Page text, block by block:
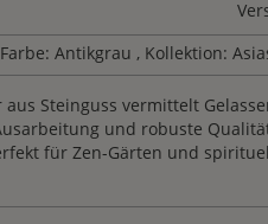
Antikgrau , Kollektion:
Steinguss vermittelt
und robuste
für Zen-Gärten und